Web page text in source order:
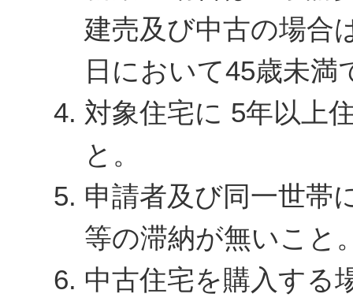
建売及び中古の場合
日において45歳未満
対象住宅に 5年以上
と。
申請者及び同一世帯
等の滞納が無いこと
中古住宅を購入する